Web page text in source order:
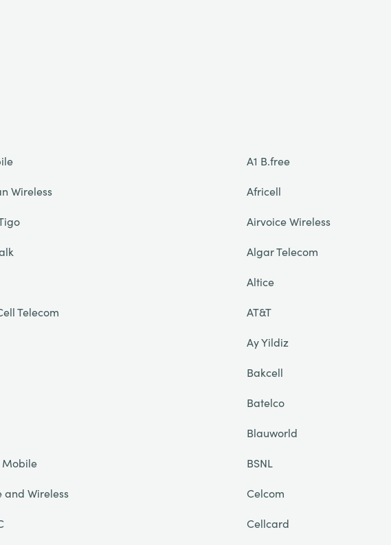
A1 B.free
Wireless
Africell
Airvoice Wireless
Algar Telecom
Altice
Telecom
AT&T
Ay Yildiz
Bakcell
Batelco
Blauworld
Mobile
BSNL
and Wireless
Celcom
Cellcard